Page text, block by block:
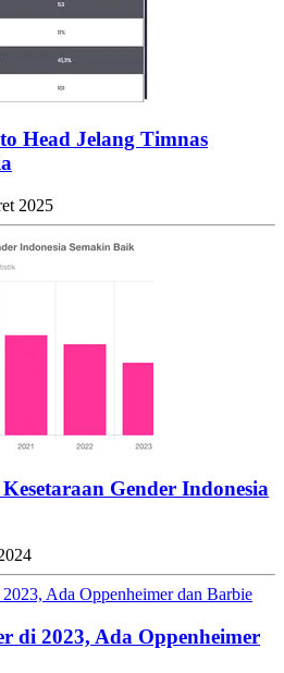
Head Jelang Timnas
2025
Gender Indonesia
di 2023, Ada Oppenheimer